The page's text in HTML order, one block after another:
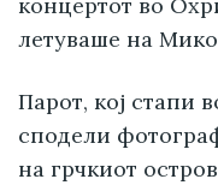
летуваше на
Парот, кој стапи
сподели
на грчкиот